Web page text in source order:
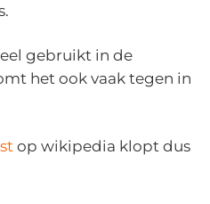
gebruikt in de
het ook vaak tegen in
op wikipedia klopt dus